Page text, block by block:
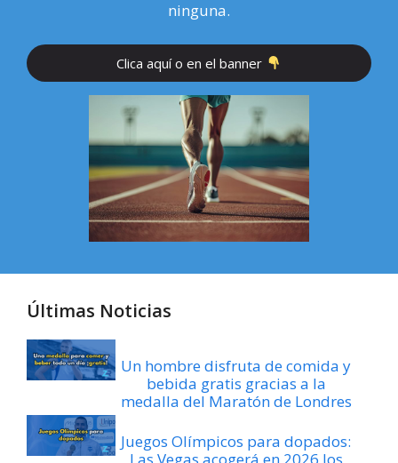
ninguna.
Clica aquí o en el banner
Últimas Noticias
Un hombre disfruta de comida y
bebida gratis gracias a la
medalla del Maratón de Londres
Juegos Olímpicos para dopados:
Las Vegas acogerá en 2026 los